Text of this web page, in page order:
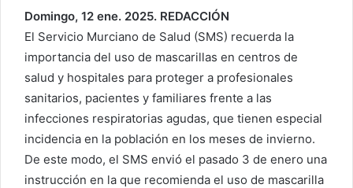
Domingo, 12 ene. 2025. REDACCIÓN
El Servicio Murciano de Salud (SMS) recuerda la
importancia del uso de mascarillas en centros de
salud y hospitales para proteger a profesionales
sanitarios, pacientes y familiares frente a las
infecciones respiratorias agudas, que tienen especial
incidencia en la población en los meses de invierno.
De este modo, el SMS envió el pasado 3 de enero una
instrucción en la que recomienda el uso de mascarilla